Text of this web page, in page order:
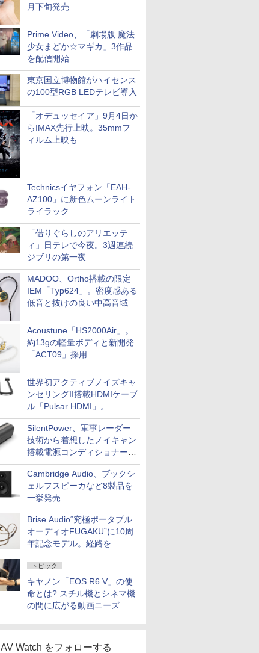
月下旬発売
Prime Video、「劇場版 魔法
少女まどか☆マギカ」3作品
を配信開始
東京国立博物館がハイセンス
の100型RGB LEDテレビ導入
「オデュッセイア」9月4日か
らIMAX先行上映。35mmフ
ィルム上映も
Technicsイヤフォン「EAH-
AZ100」に新色ムーンライト
ライラック
「借りぐらしのアリエッテ
ィ」日テレで今夜。3週連続
ジブリの第一夜
MADOO、Ortho搭載の限定
IEM「Typ624」。密度感ある
低音と抜けの良い中高音域
Acoustune「HS2000Air」。
約13gの軽量ボディと新開発
「ACT09」採用
世界初アクティブノイズキャ
ンセリングII搭載HDMIケーブ
ル「Pulsar HDMI」。
SilentPowerから
SilentPower、軍事レーダー
技術から着想したノイキャン
搭載電源コンディショナー
「AC iPurifier2」
Cambridge Audio、ブックシ
ェルフスピーカなど8製品を
一挙発売
Brise Audio“究極ポータブル
オーディオFUGAKU”に10周
年記念モデル。経路を
NISHIKIで統一。400万円
トピック
キヤノン「EOS R6 V」の使
命とは? スチル機とシネマ機
の間に広がる動画ニーズ
AV Watch をフォローする